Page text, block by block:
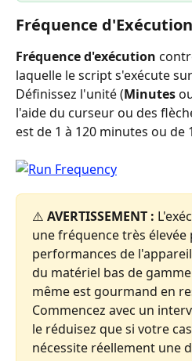
Fréquence d'Exécution
Fréquence d'exécution
laquelle le script s'exécute
Définissez l'unité (Minutes
l'aide du curseur ou des
est de 1 à 120 minutes ou de
⚠️ AVERTISSEMENT :
une fréquence très élevée
performances de
du matériel bas de
même est gourmand en
Commencez avec un
le réduisez que si votre
nécessite réellement une